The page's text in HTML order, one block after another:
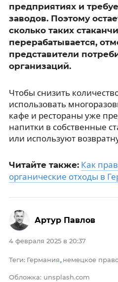
предприятиях и
заводов. Поэтому
сколько таких
перерабатывается,
представители
организаций.
Чтобы снизить
использовать
кафе и рестораны уже
напитки в собственные
или используют
Читайте также: Как
органические отходы в
4 февраля 2025 в 20:37
Теги: Германия, немецкое
Обложка: unsplash.com
Артур Павлов